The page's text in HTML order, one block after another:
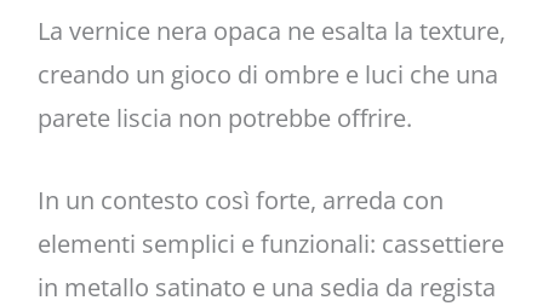
La vernice nera opaca ne esalta la texture,
creando un gioco di ombre e luci che una
parete liscia non potrebbe offrire.
In un contesto così forte, arreda con
elementi semplici e funzionali: cassettiere
in metallo satinato e una sedia da regista